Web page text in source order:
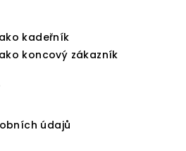
kadeřník
koncový zákazník
údajů